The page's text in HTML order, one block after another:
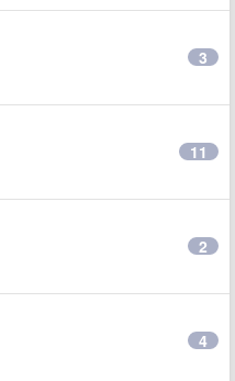
3
11
2
4